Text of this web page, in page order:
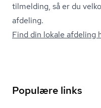
tilmelding, så er du
afdeling.
Find din lokale afdeling
Populære links